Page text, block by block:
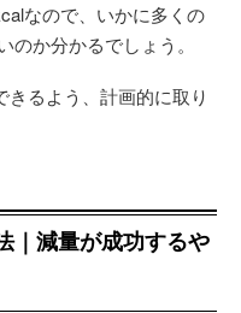
なので、いかに多くの
か分かるでしょう。
きるよう、計画的に取り
｜減量が成功するや